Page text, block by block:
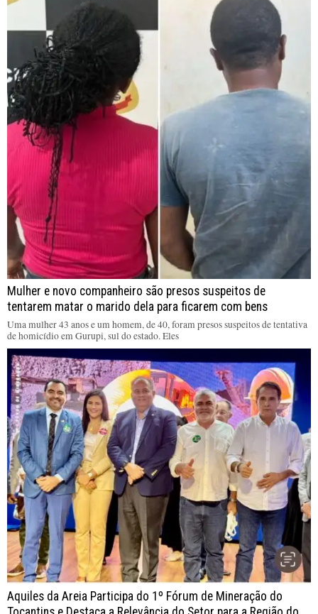
Mulher e novo companheiro são presos suspeitos de
tentarem matar o marido dela para ficarem com bens
Uma mulher 43 anos e um homem, de 40, foram presos suspeitos de tentativa
de homicídio em Gurupi, sul do estado. Eles
Aquiles da Areia Participa do 1º Fórum de Mineração do